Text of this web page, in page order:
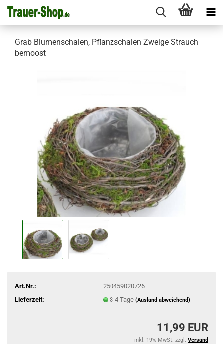
Grab Blumenschalen, Pflanzschalen Zweige Strauch
bemoost
Art.Nr.:
250459020726
Lieferzeit:
3-4 Tage (Ausland abweichend)
11,99 EUR
inkl. 19% MwSt. zzgl. Versand